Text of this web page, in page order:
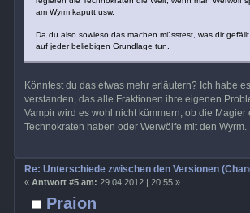
am Wyrm kaputt usw.
Da du also sowieso das machen müsstest, was dir
auf jeder beliebigen Grundlage tun.
Könntest du das etwas mehr erläutern? Ich habe
verstanden, das alle Fraktionen ihre eigenen
Vampir wird es wohl nicht kümmern, ob die Magier
Technokraten haben oder Werwölfe mit den Wyrm.
Praion
Re: Unterschiede zwischen den Versionen
« Antwort #5 am: 29.04.2012 | 20:55 »